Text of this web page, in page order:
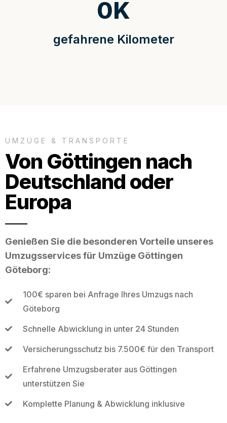
gefahrene Kilometer
0K
UMZÜGE & TRANSPORTE
Von Göttingen nach
Deutschland oder
Europa
Genießen Sie die besonderen Vorteile unseres
Umzugsservices für Umzüge Göttingen
Göteborg:
100€ sparen bei Anfrage Ihres Umzugs nach
Göteborg
Schnelle Abwicklung in unter 24 Stunden
Versicherungsschutz bis 7.500€ für den Transport
Erfahrene Umzugsberater aus Göttingen
unterstützen Sie
Komplette Planung & Abwicklung inklusive